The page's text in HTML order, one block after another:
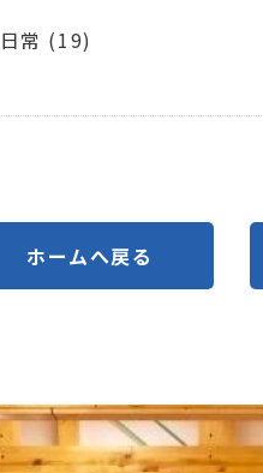
日常 (19)
ホームへ戻る